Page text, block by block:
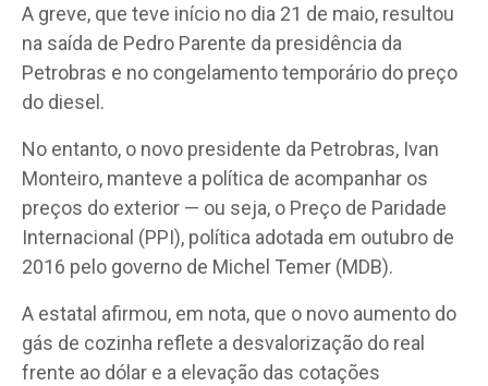
A greve, que teve início no dia 21 de maio, resultou
na saída de Pedro Parente da presidência da
Petrobras e no congelamento temporário do preço
do diesel.
No entanto, o novo presidente da Petrobras, Ivan
Monteiro, manteve a política de acompanhar os
preços do exterior — ou seja, o Preço de Paridade
Internacional (PPI), política adotada em outubro de
2016 pelo governo de Michel Temer (MDB).
A estatal afirmou, em nota, que o novo aumento do
gás de cozinha reflete a desvalorização do real
frente ao dólar e a elevação das cotações